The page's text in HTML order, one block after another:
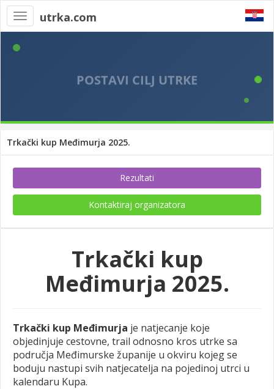
Toggle
navigation
utrka.com
Trkački kup Međimurja 2025.
Rezultati
Kontaktiraj organizatora
Trkački kup
Međimurja 2025.
Trkački kup Međimurja je natjecanje koje
objedinjuje cestovne, trail odnosno kros utrke sa
područja Međimurske županije u okviru kojeg se
boduju nastupi svih natjecatelja na pojedinoj utrci u
kalendaru Kupa.